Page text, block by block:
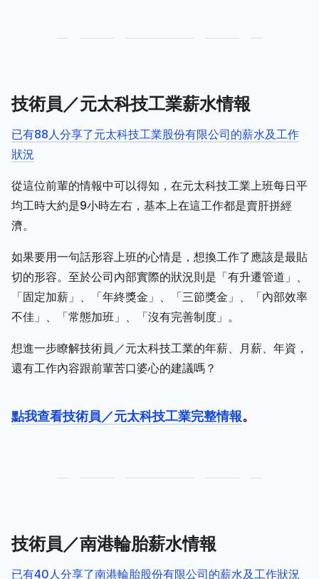
技術員／元太科技工業薪水情報
已有88人分享了元太科技工業股份有限公司的薪水及工作
狀況
從這位前輩的情報中可以得知，在元太科技工業上班每日平
均工時大約是9小時左右，基本上在這工作都是賣肝拼經
濟。
如果要用一句話形容上班的心情是，想換工作了應該是最貼
切的形容。至於公司內部實際的狀況則是「有升遷管道」、
「固定加薪」、「年終獎金」、「三節獎金」、「內部效率
不佳」、「常態加班」、「沒有完善制度」。
想進一步瞭解技術員／元太科技工業的年薪、月薪、年資，
還有工作內容跟前輩苦口婆心的建議嗎？
點我查看技術員／元太科技工業完整情報。
技術員／南港輪胎薪水情報
已有40人分享了南港輪胎股份有限公司的薪水及工作狀況